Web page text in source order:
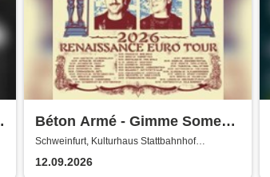
Béton Armé - Gimme Some
Action presents
Schweinfurt, Kulturhaus Stattbahnhof
Schweinfurt
12.09.2026